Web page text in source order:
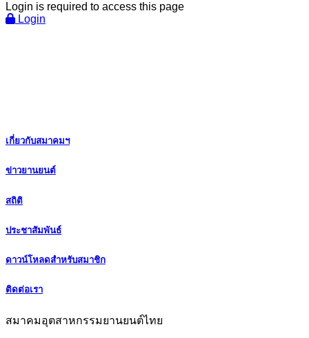
Login is required to access this page
Login
เกี่ยวกับสมาคมฯ
ข่าวยานยนต์
สถิติ
ประชาสัมพันธ์
ดาวน์โหลดสำหรับสมาชิก
ติดต่อเรา
สมาคมอุตสาหกรรมยานยนต์ไทย